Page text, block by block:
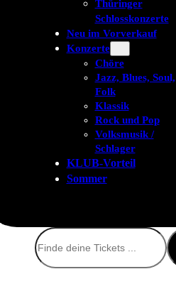
Thüringer
Schlosskonzerte
Neu im Vorverkauf
Konzerte
Chöre
Jazz, Blues, Soul,
Folk
Klassik
Rock und Pop
Volksmusik /
Schlager
KLUB-Vorteil
Sommer
Suchen